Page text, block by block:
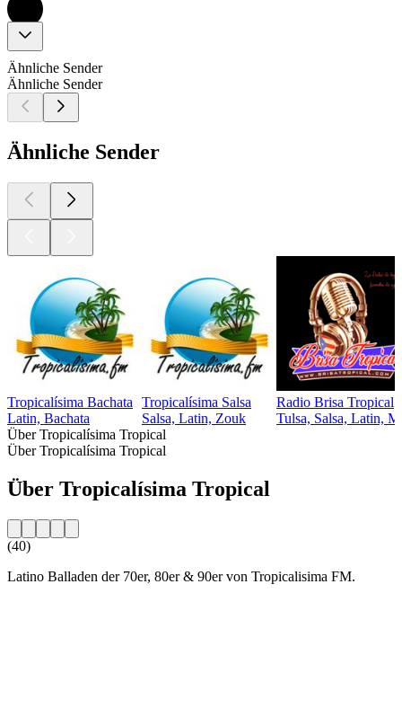
Ähnliche Sender
Ähnliche Sender
Ähnliche Sender
Tropicalísima Bachata
Latin, Bachata
Tropicalísima Salsa
Salsa, Latin, Zouk
Radio Brisa Tropical
Tulsa, Salsa, Latin,
Über Tropicalísima Tropical
Über Tropicalísima Tropical
Über Tropicalísima Tropical
(40)
Latino Balladen der 70er, 80er & 90er von Tropicalisima FM.